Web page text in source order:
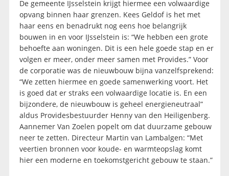
De gemeente IJsselstein krijgt hiermee een volwaardige
opvang binnen haar grenzen. Kees Geldof is het met
haar eens en benadrukt nog eens hoe belangrijk
bouwen in en voor IJsselstein is: “We hebben een grote
behoefte aan woningen. Dit is een hele goede stap en er
volgen er meer, onder meer samen met Provides.” Voor
de corporatie was de nieuwbouw bijna vanzelfsprekend:
“We zetten hiermee en goede samenwerking voort. Het
is goed dat er straks een volwaardige locatie is. En een
bijzondere, de nieuwbouw is geheel energieneutraal”
aldus Providesbestuurder Henny van den Heiligenberg.
Aannemer Van Zoelen popelt om dat duurzame gebouw
neer te zetten. Directeur Martin van Lambalgen: “Met
veertien bronnen voor koude- en warmteopslag komt
hier een moderne en toekomstgericht gebouw te staan.”